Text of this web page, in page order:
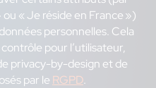
ou « Je réside en France »)
personnelles. Cela
pour l’utilisateur,
privacy-by-design et de
par le RGPD.